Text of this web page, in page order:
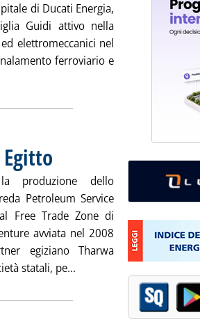
di Ducati Energia,
Guidi attivo nella
elettromeccanici nel
ferroviario e
produzione dello
Petroleum Service
Free Trade Zone di
avviata nel 2008
egiziano Tharwa
statali, pe...